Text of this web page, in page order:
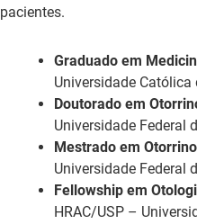
pacientes.
Graduado em
Universidade Católica
Doutorado em
Universidade Federal
Mestrado em
Universidade Federal
Fellowship em
HRAC/USP –